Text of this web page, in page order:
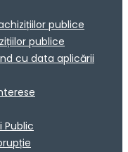
publice
publice
cu data aplicării
Public